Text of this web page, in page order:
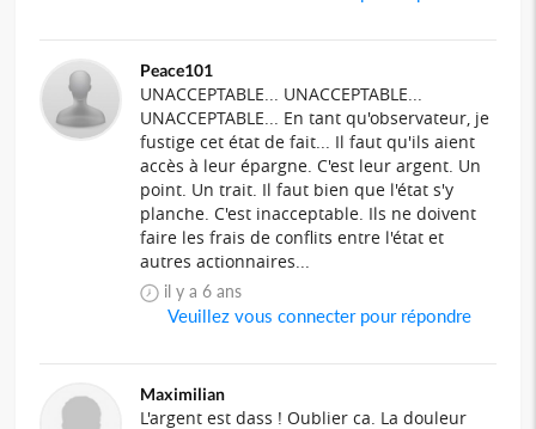
Peace101
UNACCEPTABLE... UNACCEPTABLE...
UNACCEPTABLE... En tant qu'observateur, je
fustige cet état de fait... Il faut qu'ils aient
accès à leur épargne. C'est leur argent. Un
point. Un trait. Il faut bien que l'état s'y
planche. C'est inacceptable. Ils ne doivent
faire les frais de conflits entre l'état et
autres actionnaires...
il y a 6 ans
Veuillez vous connecter pour répondre
Maximilian
L'argent est dass ! Oublier ca. La douleur